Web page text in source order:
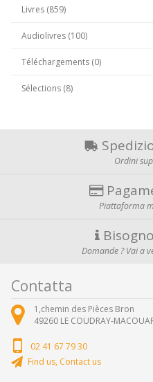
Livres (859)
Audiolivres (100)
Téléchargements (0)
Sélections (8)
Ordini
Piattaforma
Domande ? Vai a
Contatta
1,chemin des Pièces Bron
49260 LE COUDRAY-
02 41 67 79 30
Find us, Contact us